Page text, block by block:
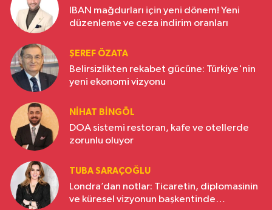
IBAN mağdurları için yeni dönem! Yeni
düzenleme ve ceza indirim oranları
ŞEREF ÖZATA
Belirsizlikten rekabet gücüne: Türkiye'nin
yeni ekonomi vizyonu
NIHAT BINGÖL
DOA sistemi restoran, kafe ve otellerde
zorunlu oluyor
TUBA SARAÇOĞLU
Londra’dan notlar: Ticaretin, diplomasinin
ve küresel vizyonun başkentinde